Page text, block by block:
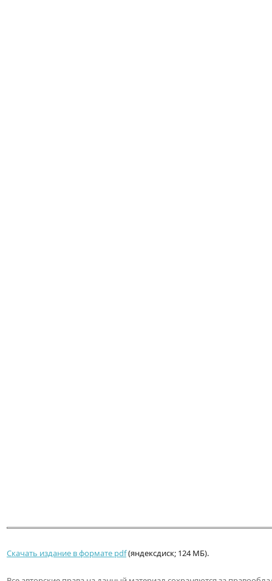
Скачать издание в формате pdf(яндексдиск; 124 МБ).